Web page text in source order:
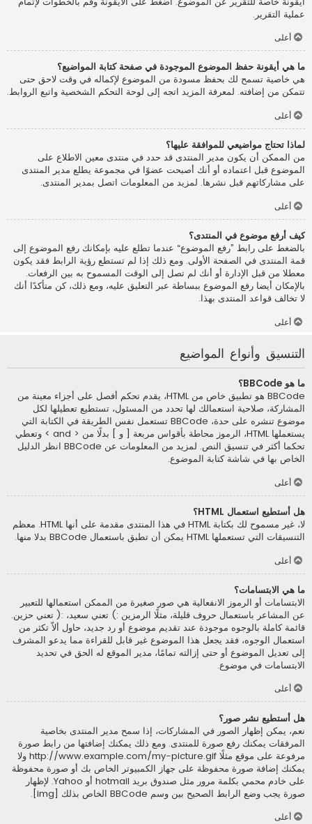
عملية التقرير.
أعلى
ما هي أيقونة حفظ الموضوع الموجودة في صفحة كتابة المواضيع؟
هي خاصية تسمح لك بحفظ مسودة من الموضوع لإكماله في وقت لاحق حتى
تتمكن من إضافته. لمعرفة المزيد اتجه إلى لوحة التحكم الشخصية واتبع الروابط.
أعلى
لماذا تحتاج مواضيعي للموافقة عليها؟
من الممكن أن يكون مدير المنتدى قد حدد في منتدى معين الاطلاع على
الموضوع قبل اعتماده أو أنك أصبحت عضوًا في مجموعة يطلع مدير المنتدى
على مشاركاتهم قبل نشرها. لمزيد من المعلومات اتصل بمدير المنتدى.
أعلى
كيف أرفع موضوع في المنتدى؟
بالضغط على رابط ”رفع الموضوع“ عندما تطلع عليه بإمكانك رفع الموضوع إلى
قمة المنتدى في الصفحة الأولى. ومع ذلك إذا لم تستطع رؤية الرابط فقد يكون
معطلا من قبل الإدارة أو أنك لم تصل إلى الوقت المسموح به بين الرفعات.
بالإمكان أيضا رفع الموضوع ببساطة عبر التعليق عليه، ومع ذلك، كن متأكدًا أنك
لا تخالف قواعد المنتدى بهذا.
أعلى
التنسيق وأنواع المواضيع
ما هو BBCode؟
BBCode هو تطبيق خاص من HTML، يقدم تحكم أفصل على أجزاء معينة من
المشاركة، صلاحية استعمالك لها تحدد من المسئول، تستطيع تعطيلها لكل
موضوع تنشره على حدة، BBCode تستعمل نفس الطريقة في الكتابة التي
يستعملها HTML، الرموز محاطة بأقواس مربعة [ و ] بدلًا من < and > وتعطي
تحكما أكثر في تنسيق النص. لمزيد من المعلومات عن BBCode انظر الدليل
الخاص بها في شاشة كتابة الموضوع.
أعلى
هل أستطيع استعمال HTML؟
لا، غير مسموح لك بكتابة HTML في هذا المنتدى مقدمة على أنها HTML. معظم
التنسيقات التي تستعملها HTML يمكن أن تطبق باستعمال BBCode بدلا منها.
أعلى
ما هي الابتسامات؟
الابتسامات أو الرموز الانفعالية هي صور صغيرة من الممكن استعمالها للتعبير
عن المشاعر باستعمال حروف قليلة، مثلًا الرمزين :) تعني سعيد، :( تعني حزين.
قائمة كاملة بالوجوه موجودة عند تقديم موضوع أو رد جديد، حاول ألاّ تكثر من
استعمال الوجوه، فقد يجعل هذا الموضوع غير قابل للقراءة مما يدعو المشرف
إلى تعديل الموضوع أو حتى إزالته تمامًا، مدير الموقع له الحق في تحديد
الابتسامات في موضوع.
أعلى
هل أستطيع نشر صور؟
نعم، يمكن إظهار الصور في المشاركات، إذا سمح مدير المنتدى بخاصية
المرفقات يمكنك رفع صورة للمنتدى. ومع ذلك يمكنك إضافتها من رابط صورة
مرفوعة على موقع مثلًا http://www.example.com/my-picture.gif ولا
يمكنك إضافة صورة محفوظة على جهاز الكمبيوتر الخاص بك أو صورة محفوظة
على خادم محمي بكلمة مرور مثل صندوق بريد hotmail أو Yahoo. لإظهار
صورة يجب وضع الرابط الصحيح بين وسم BBCode الخاص بذلك [img].
أعلى